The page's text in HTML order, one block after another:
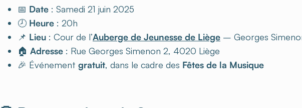
📅 Date : Samedi 21 juin 2025
🕗 Heure : 20h
📌 Lieu : Cour de l’Auberge de Jeunesse de Liège – Georges
🏠 Adresse : Rue Georges Simenon 2, 4020 Liège
🎉 Événement gratuit, dans le cadre des Fêtes de la Musique